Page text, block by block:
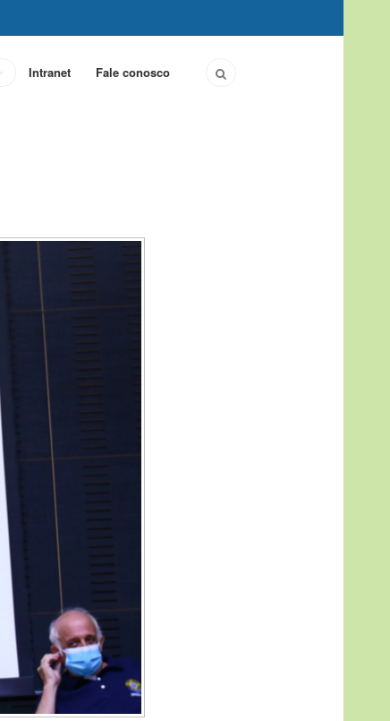
Intranet Fale conosco